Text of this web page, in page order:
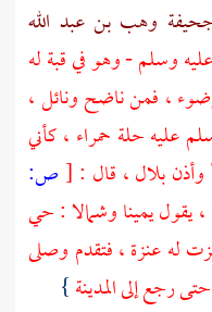
وهب بن عبد الله
وسلم - وهو في قبة له
، فمن ناضح ونائل ،
عليه حلة حمراء ، كأني
بلال، قال : [ص:
يقول يمينا وشمالا : حي
له عنزة ، فتقدم وصلى
رجع إلىالمدينة}